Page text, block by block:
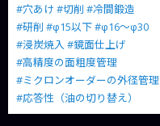
#穴あけ #切削 #冷間鍛造
#研削 #φ15以下#φ16～φ30
#浸炭焼入 #鏡面仕上げ
#高精度の面粗度管理
#ミクロンオーダーの外径管理
#応答性（油の切り替え）